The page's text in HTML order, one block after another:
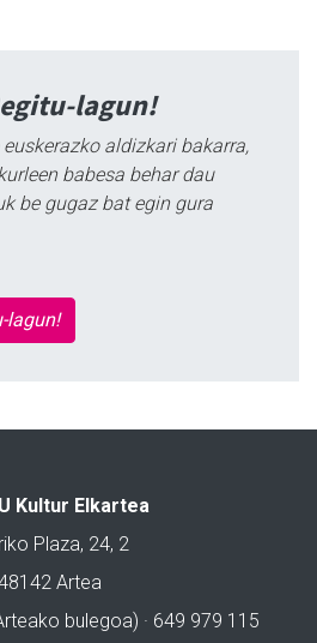
lagun!
aldizkari bakarra,
babesa behar dau
be gugaz bat egin gura
lagun!
Kultur Elkartea
Plaza, 24, 2
Artea
bulegoa) · 649 979 115